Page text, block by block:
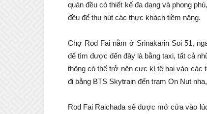
quán đều có thiết kế đa dạng và phong
đều để thu hút các thực khách tiềm năng.
Chợ Rod Fai nằm ở Srinakarin Soi 51,
để tìm được đến đây là bằng taxi, tất cả
thông có thể trở nên cực kì tệ hại vào các
đi bằng BTS Skytrain đến trạm On Nut
Rod Fai Raichada sẽ được mở cửa vào